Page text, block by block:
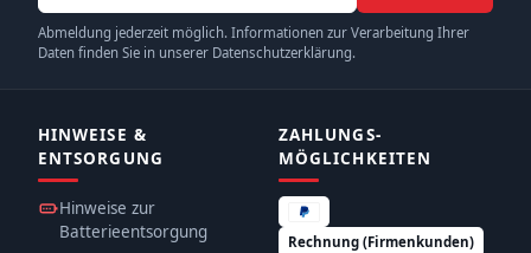
Abmeldung jederzeit möglich. Informationen zur Verarbeitung Ihrer
Daten finden Sie in unserer Datenschutzerklärung.
HINWEISE &
ENTSORGUNG
Hinweise zur
Batterieentsorgung
ZAHLUNGS­
MÖGLICHKEITEN
Rechnung (Firmenkunden)